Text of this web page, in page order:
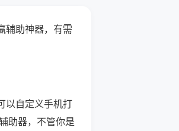
辅助神器，有需
以自定义手机打
助器，不管你是